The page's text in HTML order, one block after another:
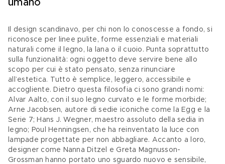
umano
Il design scandinavo, per chi non lo conoscesse a fondo, si
riconosce per linee pulite, forme essenziali e materiali
naturali come il legno, la lana o il cuoio. Punta soprattutto
sulla funzionalità: ogni oggetto deve servire bene allo
scopo per cui è stato pensato, senza rinunciare
all’estetica. Tutto è semplice, leggero, accessibile e
accogliente. Dietro questa filosofia ci sono grandi nomi:
Alvar Aalto, con il suo legno curvato e le forme morbide;
Arne Jacobsen, autore di sedie iconiche come la Egg e la
Serie 7; Hans J. Wegner, maestro assoluto della sedia in
legno; Poul Henningsen, che ha reinventato la luce con
lampade progettate per non abbagliare. Accanto a loro,
designer come Nanna Ditzel e Greta Magnusson-
Grossman hanno portato uno sguardo nuovo e sensibile,